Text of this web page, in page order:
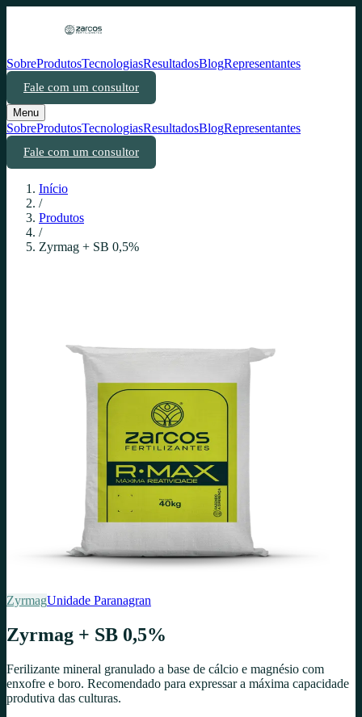
SobreProdutosTecnologiasResultadosBlogRepresentantes
Fale com um consultor
Menu
SobreProdutosTecnologiasResultadosBlogRepresentantes
Fale com um consultor
Início
/
Produtos
/
Zyrmag + SB 0,5%
ZyrmagUnidade Paranagran
Zyrmag + SB 0,5%
Ferilizante mineral granulado a base de cálcio e magnésio com
enxofre e boro. Recomendado para expressar a máxima capacidade
produtiva das culturas.